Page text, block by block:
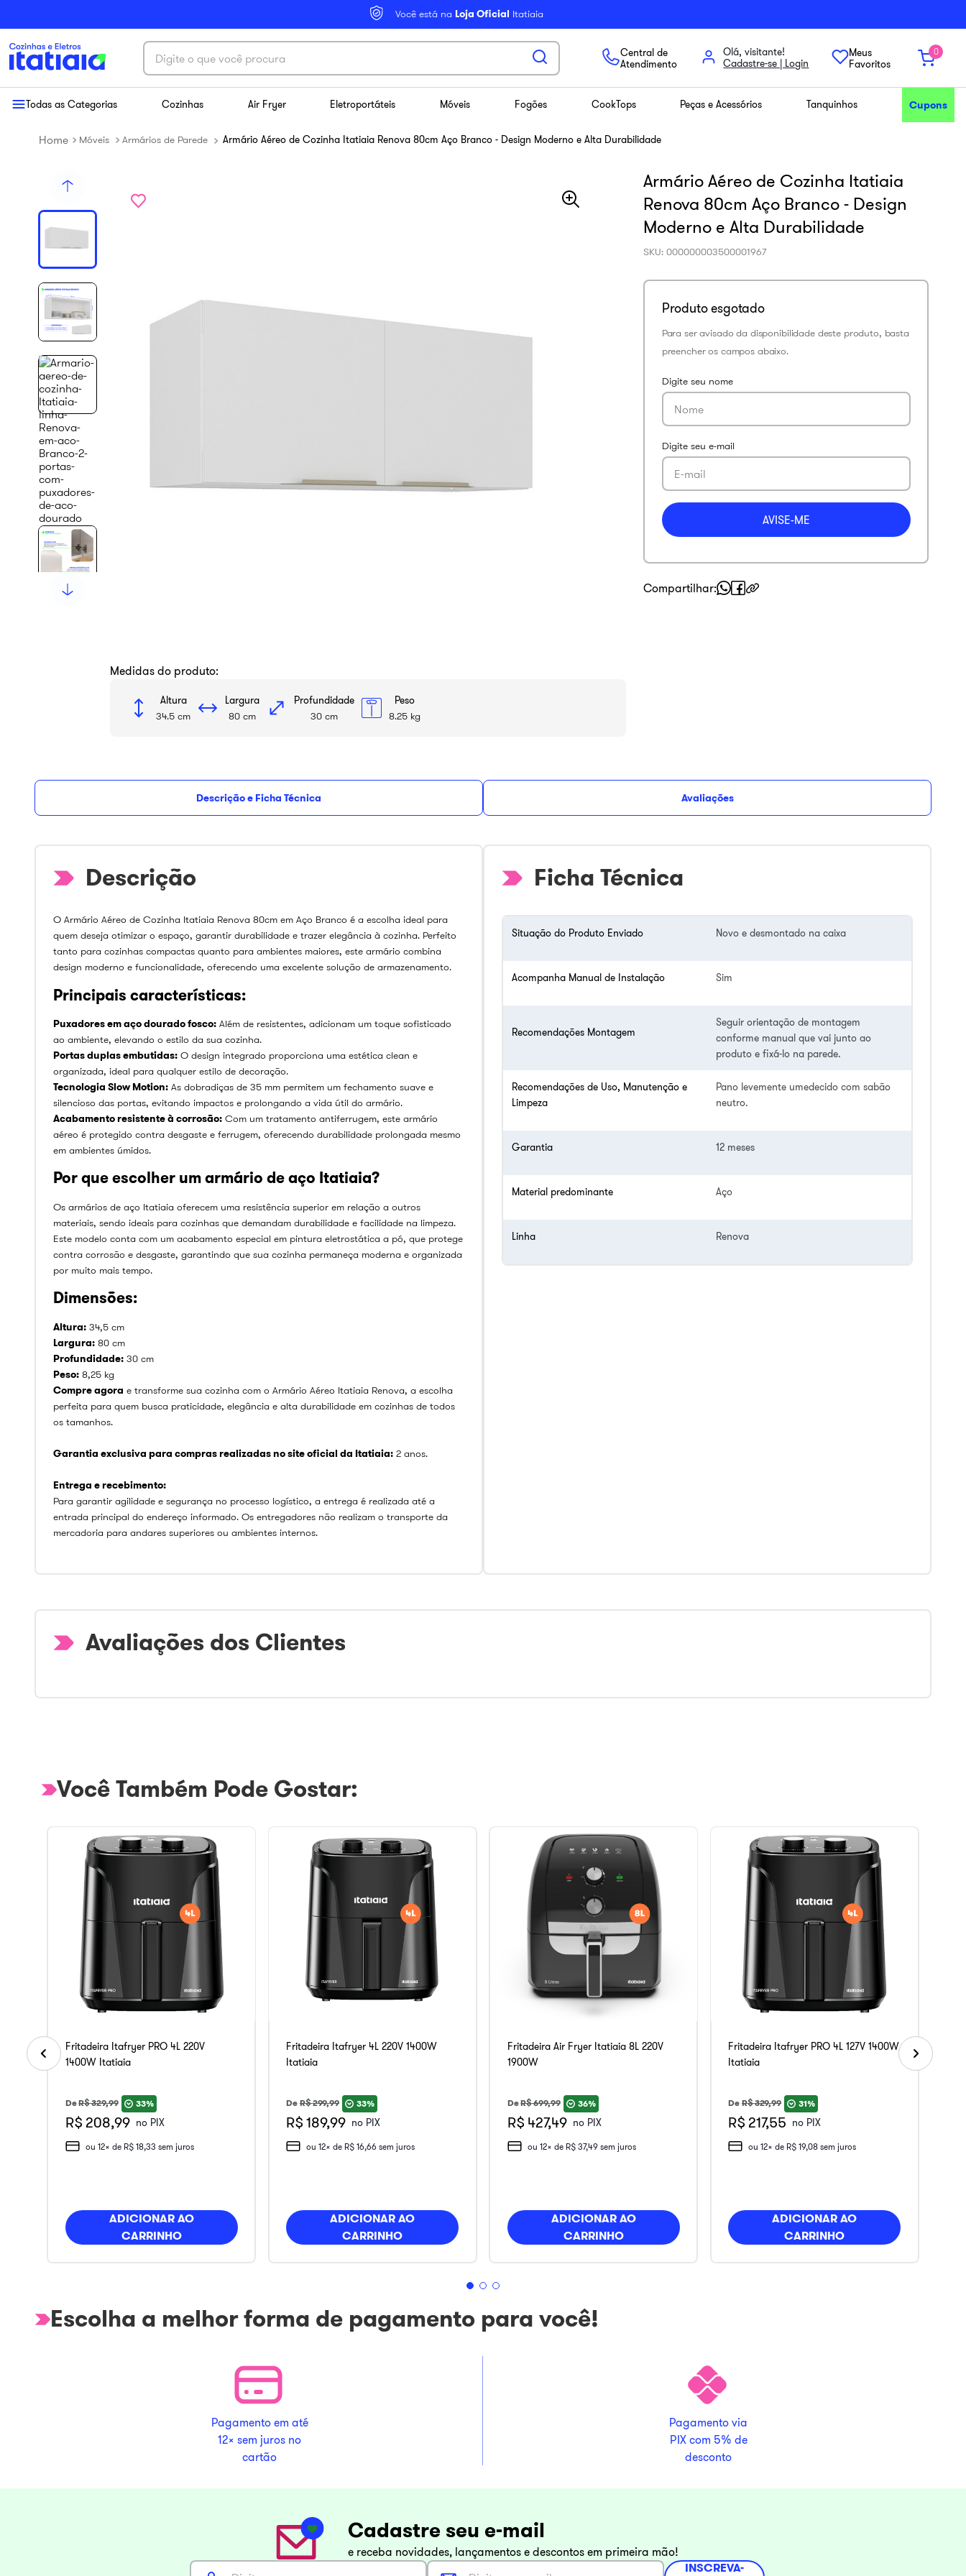
Você está na Loja Oficial Itatiaia
Digite o que você procura
Central de
Atendimento
Olá, visitante!
Meus
Favoritos
0
Todas as Categorias Cozinhas Air Fryer Eletroportáteis Móveis Fogões CookTops Peças e Acessórios Tanquinhos Cupons
Móveis Armários de Parede Armário Aéreo de Cozinha Itatiaia Renova 80cm Aço Branco - Design Moderno e Alta Durabilidade
Medidas do produto:
Altura
34.5 cm
Largura
80 cm
Profundidade
30 cm
Peso
8.25 kg
Armário Aéreo de Cozinha Itatiaia
Renova 80cm Aço Branco - Design
Moderno e Alta Durabilidade
SKU:000000003500001967
Compartilhar
Descrição e Ficha Técnica Avaliações
O Armário Aéreo de Cozinha Itatiaia Renova 80cm em Aço Branco é a escolha ideal para
quem deseja otimizar o espaço, garantir durabilidade e trazer elegância à cozinha. Perfeito
tanto para cozinhas compactas quanto para ambientes maiores, este armário combina
design moderno e funcionalidade, oferecendo uma excelente solução de armazenamento.
Principais características:
Puxadores em aço dourado fosco: Além de resistentes, adicionam um toque sofisticado
ao ambiente, elevando o estilo da sua cozinha.
Portas duplas embutidas: O design integrado proporciona uma estética clean e
organizada, ideal para qualquer estilo de decoração.
Tecnologia Slow Motion: As dobradiças de 35 mm permitem um fechamento suave e
silencioso das portas, evitando impactos e prolongando a vida útil do armário.
Acabamento resistente à corrosão: Com um tratamento antiferrugem, este armário
aéreo é protegido contra desgaste e ferrugem, oferecendo durabilidade prolongada mesmo
em ambientes úmidos.
Por que escolher um armário de aço Itatiaia?
Os armários de aço Itatiaia oferecem uma resistência superior em relação a outros
materiais, sendo ideais para cozinhas que demandam durabilidade e facilidade na limpeza.
Este modelo conta com um acabamento especial em pintura eletrostática a pó, que protege
contra corrosão e desgaste, garantindo que sua cozinha permaneça moderna e organizada
por muito mais tempo.
Dimensões:
Altura: 34,5 cm
Largura: 80 cm
Profundidade: 30 cm
Peso: 8,25 kg
Compre agora e transforme sua cozinha com o Armário Aéreo Itatiaia Renova, a escolha
perfeita para quem busca praticidade, elegância e alta durabilidade em cozinhas de todos
os tamanhos.
Garantia exclusiva para compras realizadas no site oficial da Itatiaia: 2 anos.
Entrega e recebimento:
Para garantir agilidade e segurança no processo logístico, a entrega é realizada até a
entrada principal do endereço informado. Os entregadores não realizam o transporte da
mercadoria para andares superiores ou ambientes internos.
Ficha Técnica
Situação do Produto Enviado Novo e desmontado na caixa
Acompanha Manual de Instalação Sim
Recomendações Montagem
Seguir orientação de montagem
conforme manual que vai junto ao
produto e fixá-lo na parede.
Recomendações de Uso, Manutenção e
Limpeza
Pano levemente umedecido com sabão
neutro.
Garantia 12 meses
Material predominante Aço
Linha Renova
Avaliações dos Clientes
Você Também Pode Gostar:
Fritadeira Itafryer PRO 4L 220V
1400W Itatiaia
DeR$329,99 33%
R$ 208,99 no PIX
ou 12x de R$ 18,33 sem juros
ADICIONAR AO
CARRINHO
Fritadeira Itafryer 4L 220V 1400W
Itatiaia
De R$299,99 33%
R$ 189,99 no PIX
ou12x de R$ 16,66 sem juros
ADICIONAR AO
CARRINHO
Fritadeira Air Fryer Itatiaia 8L 220V
1900W
DeR$699,99 36%
R$ 427,49 no PIX
ou 12x de R$ 37,49sem juros
ADICIONAR AO
CARRINHO
Fritadeira Itafryer PRO 4L 127V 1400W
Itatiaia
De R$329,99 31%
R$ 217,55 no PIX
ou12x de R$ 19,08 sem juros
ADICIONAR AO
CARRINHO
Escolha a melhor forma de pagamento para você!
Pagamento em até
12x sem juros no
cartão
Pagamento via
PIX com 5% de
desconto
Cadastre seu e-mail
e receba novidades, lançamentos e descontos em primeira mão!
INSCREVA-
Termos mais buscados
2 º
cozinha aço
9º